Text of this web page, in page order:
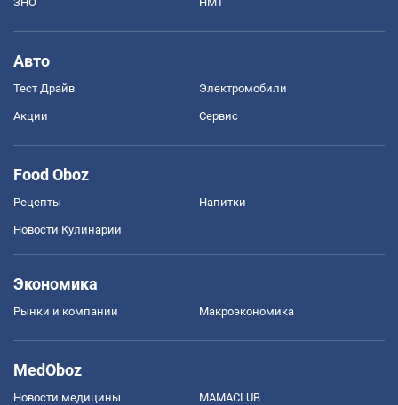
Авто
Тест Драйв Электромобили
Акции Сервис
Food Oboz
Рецепты Напитки
Новости Кулинарии
Экономика
Рынки и компании Mакроэкономика
MedOboz
Новости медицины MAMACLUB